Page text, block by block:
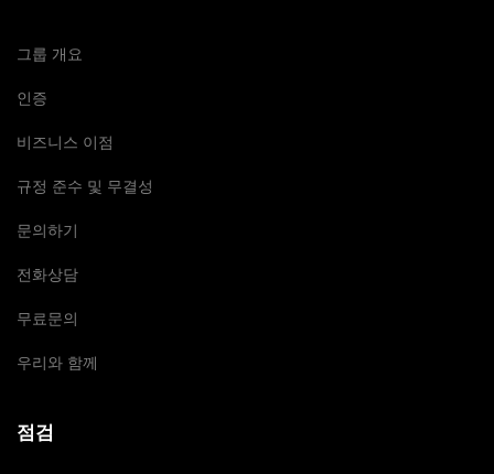
그룹 개요
인증
비즈니스 이점
규정 준수 및 무결성
문의하기
전화상담
무료문의
우리와 함께
점검